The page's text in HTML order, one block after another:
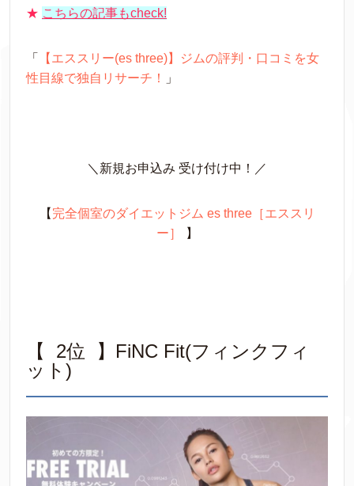
★ こちらの記事もcheck!
「
【エススリー(es three)】ジムの評判・口コミを女
性目線で独自リサーチ！
」
＼新規お申込み 受け付け中！／
【 完全個室のダイエットジム es three［エススリ
ー］
】
【 2位 】FiNC Fit(フィンクフィ
ット)